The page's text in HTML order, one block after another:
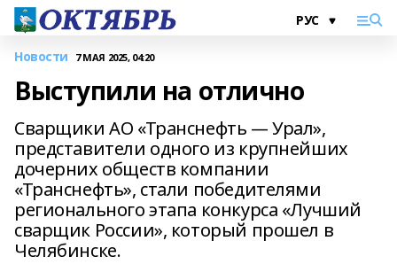
Новости 7 МАЯ 2025, 04:20
Выступили на отлично
Сварщики АО «Транснефть — Урал»,
представители одного из крупнейших
дочерних обществ компании
«Транснефть», стали победителями
регионального этапа конкурса «Лучший
сварщик России», который прошел в
Челябинске.